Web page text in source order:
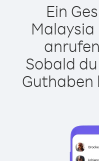
Ein
Sobald